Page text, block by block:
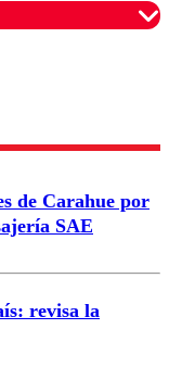
garantizar un
de Carahue por
SAE
revisa la